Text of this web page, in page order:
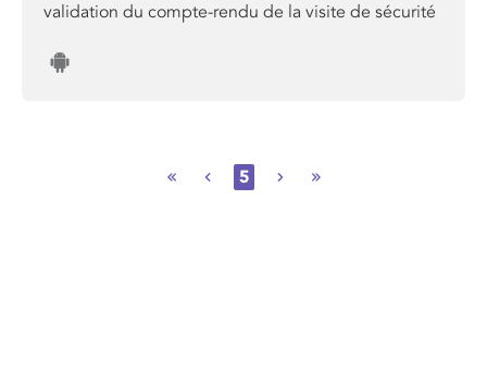
validation du compte-rendu de la visite de sécurité
5